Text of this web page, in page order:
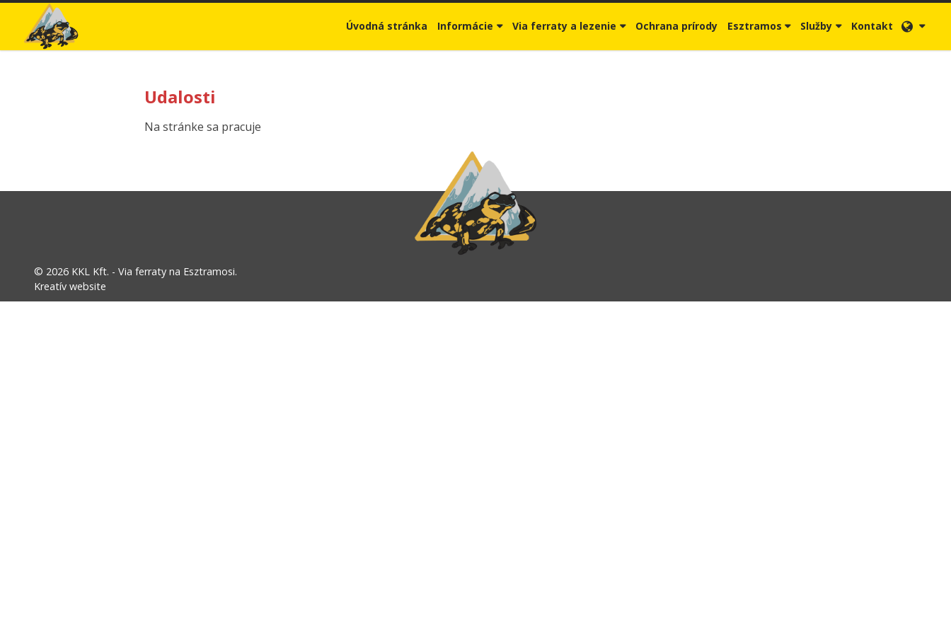
Úvodná stránka Informácie Via ferraty a lezenie Ochrana prírody Esztramos Služby Kontakt
Udalosti
Na stránke sa pracuje
© 2026 KKL Kft. - Via ferraty na Esztramosi.
Kreatív website